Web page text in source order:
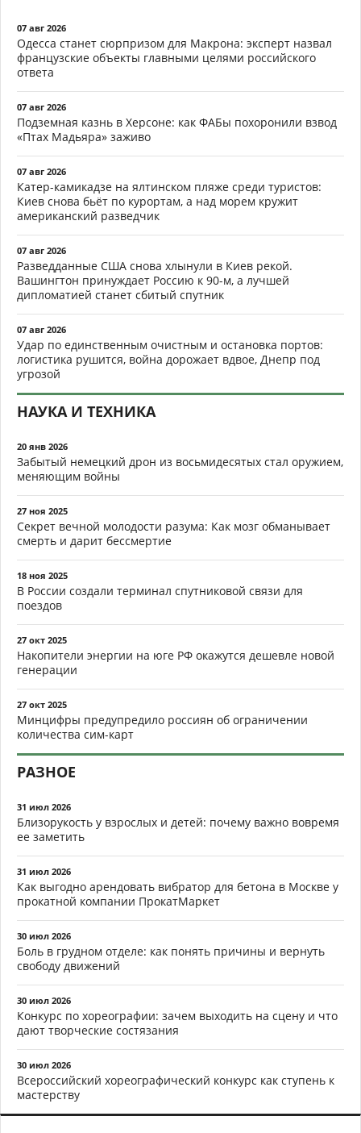
07 авг 2026
Одесса станет сюрпризом для Макрона: эксперт назвал
французские объекты главными целями российского
ответа
07 авг 2026
Подземная казнь в Херсоне: как ФАБы похоронили взвод
«Птах Мадьяра» заживо
07 авг 2026
Катер-камикадзе на ялтинском пляже среди туристов:
Киев снова бьёт по курортам, а над морем кружит
американский разведчик
07 авг 2026
Разведданные США снова хлынули в Киев рекой.
Вашингтон принуждает Россию к 90-м, а лучшей
дипломатией станет сбитый спутник
07 авг 2026
Удар по единственным очистным и остановка портов:
логистика рушится, война дорожает вдвое, Днепр под
угрозой
НАУКА И ТЕХНИКА
20 янв 2026
Забытый немецкий дрон из восьмидесятых стал оружием,
меняющим войны
27 ноя 2025
Секрет вечной молодости разума: Как мозг обманывает
смерть и дарит бессмертие
18 ноя 2025
В России создали терминал спутниковой связи для
поездов
27 окт 2025
Накопители энергии на юге РФ окажутся дешевле новой
генерации
27 окт 2025
Минцифры предупредило россиян об ограничении
количества сим-карт
РАЗНОЕ
31 июл 2026
Близорукость у взрослых и детей: почему важно вовремя
ее заметить
31 июл 2026
Как выгодно арендовать вибратор для бетона в Москве у
прокатной компании ПрокатМаркет
30 июл 2026
Боль в грудном отделе: как понять причины и вернуть
свободу движений
30 июл 2026
Конкурс по хореографии: зачем выходить на сцену и что
дают творческие состязания
30 июл 2026
Всероссийский хореографический конкурс как ступень к
мастерству